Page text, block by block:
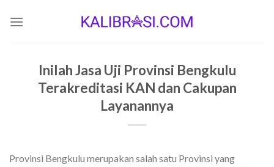
Inilah Jasa Uji Provinsi Bengkulu
Terakreditasi KAN dan Cakupan
Layanannya
Provinsi Bengkulu merupakan salah satu Provinsi yang